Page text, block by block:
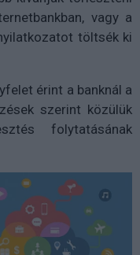
vagy a
töltsék ki
érint a banknál a
szerint közülük
folytatásának